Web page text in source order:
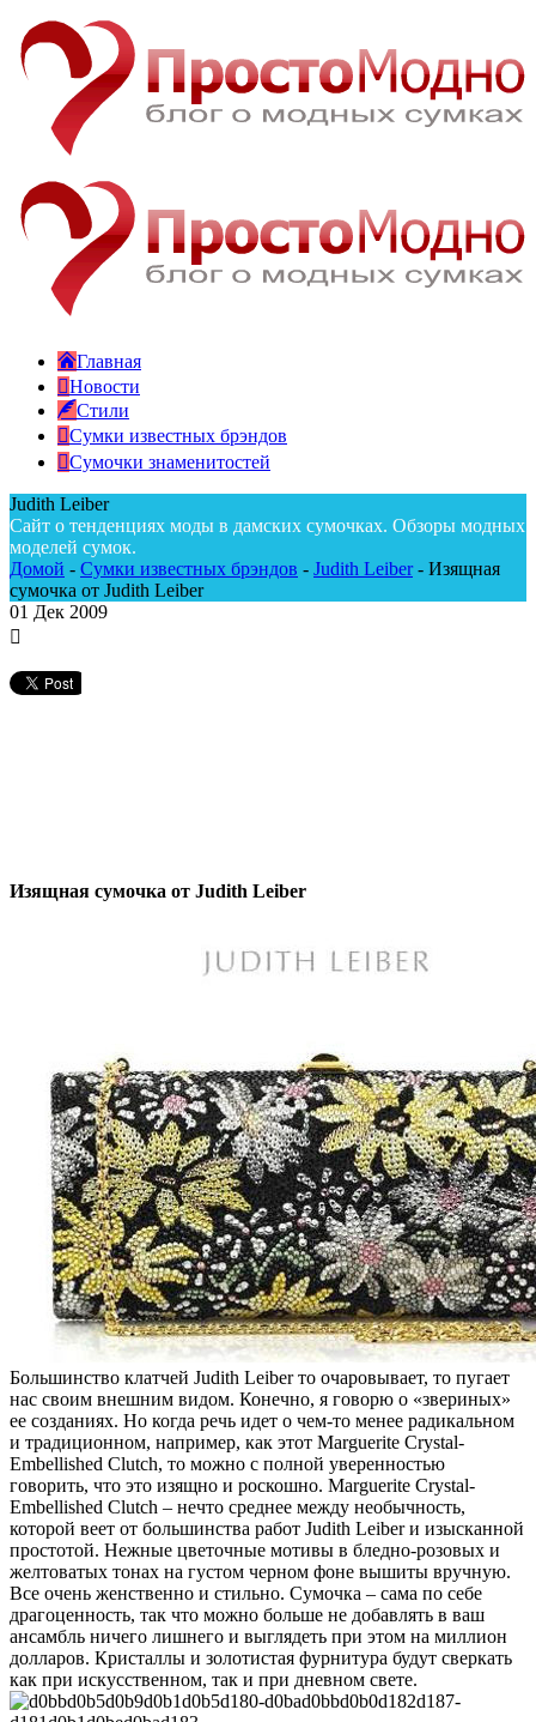
Главная
Новости
Стили
Сумки известных брэндов
Сумочки знаменитостей
Judith Leiber
Сайт о тенденциях моды в дамских сумочках. Обзоры модных
моделей сумок.
Домой - Сумки известных брэндов - Judith Leiber - Изящная
сумочка от Judith Leiber
01 Дек 2009
Изящная сумочка от Judith Leiber
Большинство клатчей Judith Leiber то очаровывает, то пугает
нас своим внешним видом. Конечно, я говорю о «звериных»
ее созданиях. Но когда речь идет о чем-то менее радикальном
и традиционном, например, как этот Marguerite Crystal-
Embellished Clutch, то можно с полной уверенностью
говорить, что это изящно и роскошно. Marguerite Crystal-
Embellished Clutch – нечто среднее между необычность,
которой веет от большинства работ Judith Leiber и изысканной
простотой. Нежные цветочные мотивы в бледно-розовых и
желтоватых тонах на густом черном фоне вышиты вручную.
Все очень женственно и стильно. Сумочка – сама по себе
драгоценность, так что можно больше не добавлять в ваш
ансамбль ничего лишнего и выглядеть при этом на миллион
долларов. Кристаллы и золотистая фурнитура будут сверкать
как при искусственном, так и при дневном свете.